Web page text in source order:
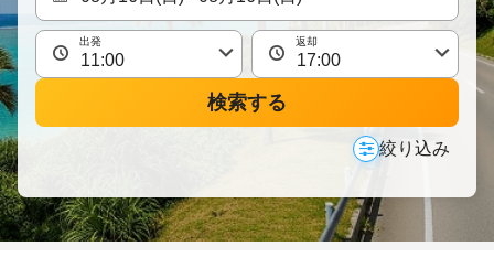
出発 返却
検索する
絞り込み